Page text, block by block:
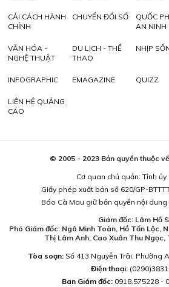
CẢI CÁCH HÀNH
CHÍNH
CHUYỂN ĐỔI SỐ
QUỐC
AN NINH
VĂN HÓA -
NGHỆ THUẬT
DU LỊCH - THỂ
THAO
NHỊP
INFOGRAPHIC EMAGAZINE QUIZZ
LIÊN HỆ QUẢNG
CÁO
© 2005 - 2023 Bản quyền thuộc
Cơ quan chủ quản: Tỉnh ủy
Giấy phép xuất bản số 620/GP-
Báo Cà Mau giữ bản quyền nội
Giám đốc: Lâm Hồ
Phó Giám đốc: Ngô Minh Toàn, Hồ Tấn Lộc,
Thị Lâm Anh, Cao Xuân Thu Ngọc,
Tòa soạn:Số 413 Nguyễn Trãi, Phường
Điện thoại:
Ban Giám đốc: 0918.575228 -